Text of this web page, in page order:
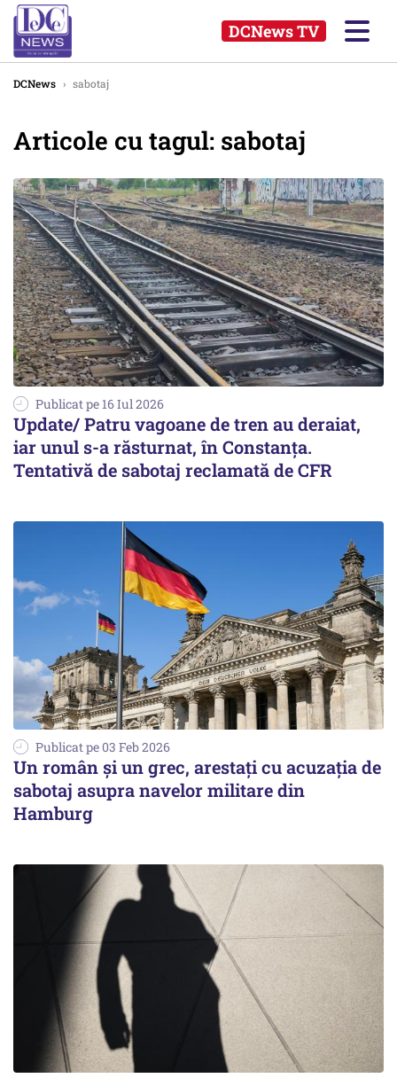
DCNews TV
DCNews › sabotaj
Articole cu tagul: sabotaj
Publicat pe 16 Iul 2026
Update/ Patru vagoane de tren au deraiat,
iar unul s-a răsturnat, în Constanţa.
Tentativă de sabotaj reclamată de CFR
Publicat pe 03 Feb 2026
Un român și un grec, arestați cu acuzația de
sabotaj asupra navelor militare din
Hamburg